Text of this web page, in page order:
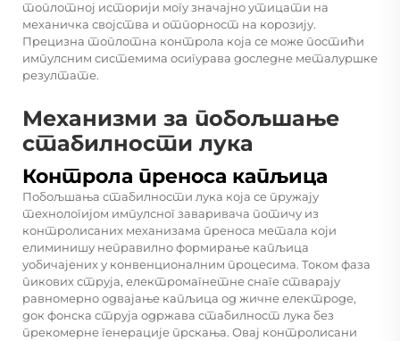
топлотној историји могу значајно утицати на
механичка својства и отпорност на корозију.
Прецизна топлотна контрола која се може постићи
импулсним системима осигурава доследне металуршке
резултате.
Механизми за побољшање
стабилности лука
Контрола преноса капљица
Побољшања стабилности лука која се пружају
технологијом импулсног заваривача потичу из
контролисаних механизама преноса метала који
елиминишу неправилно формирање капљица
уобичајених у конвенционалним процесима. Током фаза
пикових струја, електромагнетне снаге стварају
равномерно одвајање капљица од жичне електроде,
док фонска струја одржава стабилност лука без
прекомерне генерације прскања. Овај контролисани